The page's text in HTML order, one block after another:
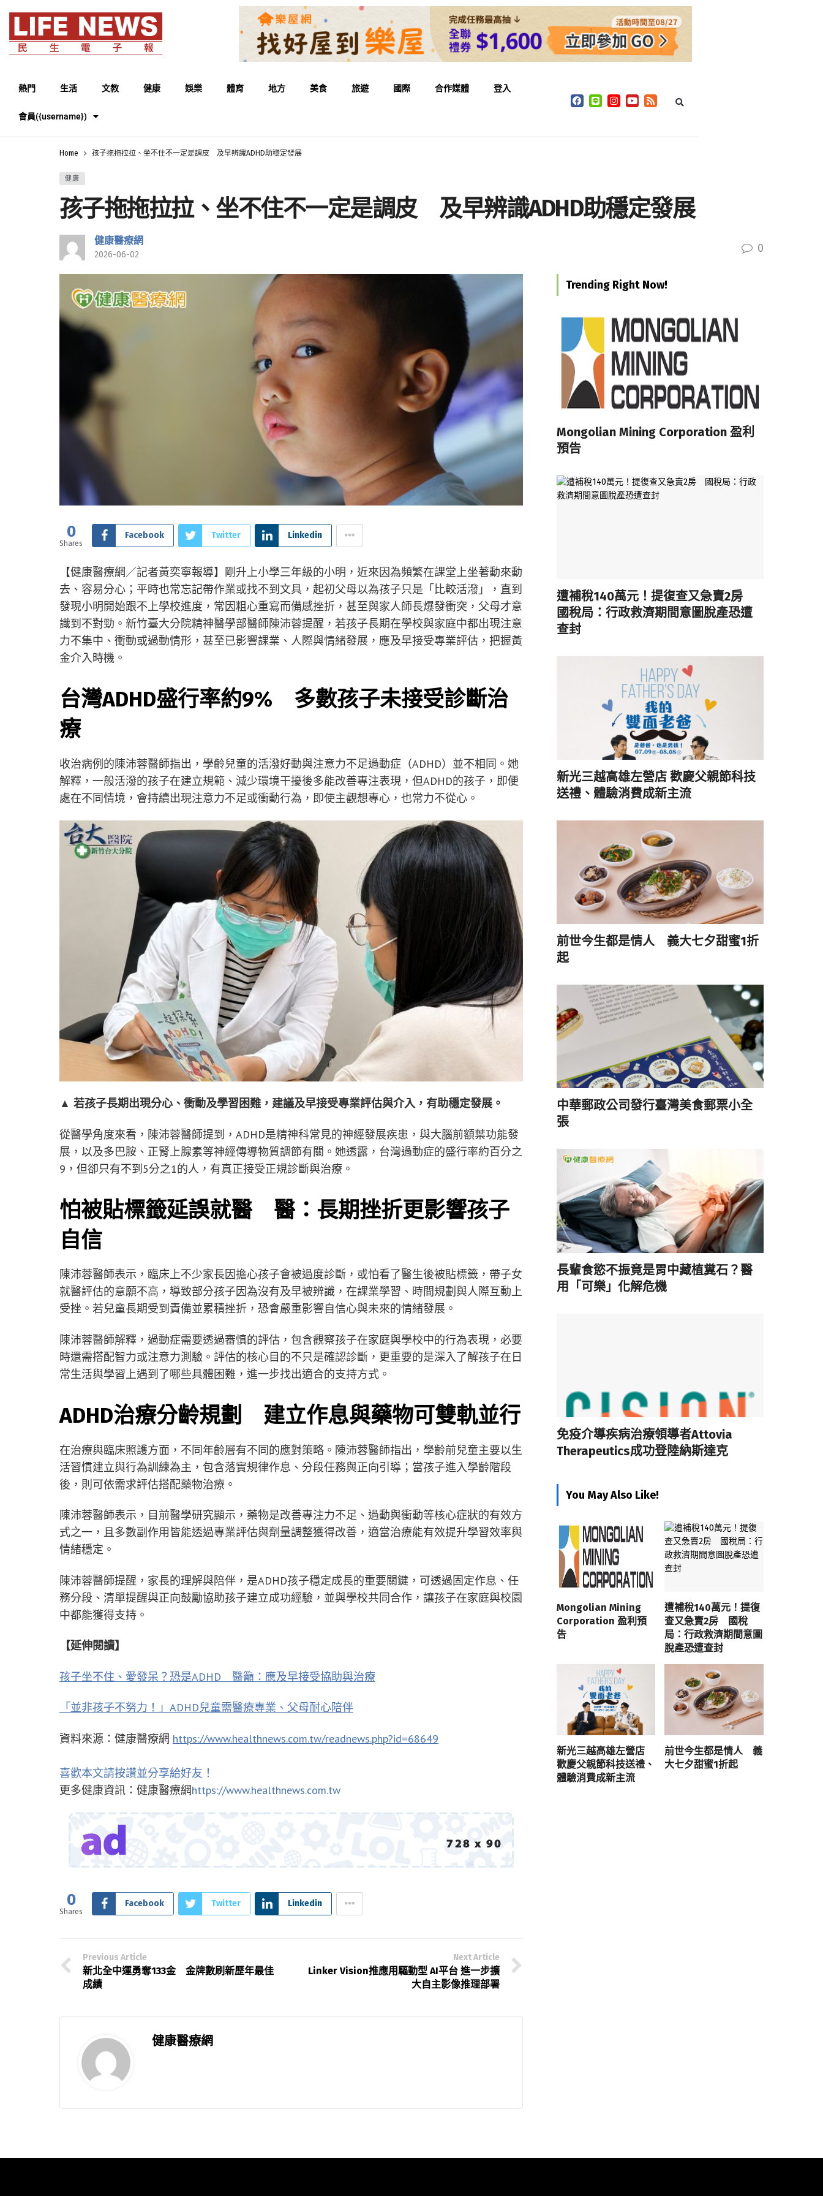
熱門 生活 文教 健康 娛樂 體育 地方 美食 旅遊 國際 合作媒體 登入
會員({username})
Home 孩子拖拖拉拉、坐不住不一定是調皮 及早辨識ADHD助穩定發展
健康
孩子拖拖拉拉、坐不住不一定是調皮 及早辨識ADHD助穩定發展
健康醫療網
2026-06-02 0
0
Shares
Facebook Twitter Linkedin
【健康醫療網／記者黃奕寧報導】剛升上小學三年級的小明，近來因為頻繁在課堂上坐著動來動
去、容易分心；平時也常忘記帶作業或找不到文具，起初父母以為孩子只是「比較活潑」，直到
發現小明開始跟不上學校進度，常因粗心重寫而備感挫折，甚至與家人師長爆發衝突，父母才意
識到不對勁。新竹臺大分院精神醫學部醫師陳沛蓉提醒，若孩子長期在學校與家庭中都出現注意
力不集中、衝動或過動情形，甚至已影響課業、人際與情緒發展，應及早接受專業評估，把握黃
金介入時機。
台灣ADHD盛行率約9% 多數孩子未接受診斷治
療
收治病例的陳沛蓉醫師指出，學齡兒童的活潑好動與注意力不足過動症（ADHD）並不相同。她
解釋，一般活潑的孩子在建立規範、減少環境干擾後多能改善專注表現，但ADHD的孩子，即便
處在不同情境，會持續出現注意力不足或衝動行為，即使主觀想專心，也常力不從心。
▲ 若孩子長期出現分心、衝動及學習困難，建議及早接受專業評估與介入，有助穩定發展。
從醫學角度來看，陳沛蓉醫師提到，ADHD是精神科常見的神經發展疾患，與大腦前額葉功能發
展，以及多巴胺、正腎上腺素等神經傳導物質調節有關。她透露，台灣過動症的盛行率約百分之
9，但卻只有不到5分之1的人，有真正接受正規診斷與治療。
怕被貼標籤延誤就醫 醫：長期挫折更影響孩子
自信
陳沛蓉醫師表示，臨床上不少家長因擔心孩子會被過度診斷，或怕看了醫生後被貼標籤，帶子女
就醫評估的意願不高，導致部分孩子因為沒有及早被辨識，在課業學習、時間規劃與人際互動上
受挫。若兒童長期受到責備並累積挫折，恐會嚴重影響自信心與未來的情緒發展。
陳沛蓉醫師解釋，過動症需要透過審慎的評估，包含觀察孩子在家庭與學校中的行為表現，必要
時還需搭配智力或注意力測驗。評估的核心目的不只是確認診斷，更重要的是深入了解孩子在日
常生活與學習上遇到了哪些具體困難，進一步找出適合的支持方式。
ADHD治療分齡規劃 建立作息與藥物可雙軌並行
在治療與臨床照護方面，不同年齡層有不同的應對策略。陳沛蓉醫師指出，學齡前兒童主要以生
活習慣建立與行為訓練為主，包含落實規律作息、分段任務與正向引導；當孩子進入學齡階段
後，則可依需求評估搭配藥物治療。
陳沛蓉醫師表示，目前醫學研究顯示，藥物是改善專注力不足、過動與衝動等核心症狀的有效方
式之一，且多數副作用皆能透過專業評估與劑量調整獲得改善，適當治療能有效提升學習效率與
情緒穩定。
陳沛蓉醫師提醒，家長的理解與陪伴，是ADHD孩子穩定成長的重要關鍵，可透過固定作息、任
務分段、清單提醒與正向鼓勵協助孩子建立成功經驗，並與學校共同合作，讓孩子在家庭與校園
中都能獲得支持。
【延伸閱讀】
孩子坐不住、愛發呆？恐是ADHD 醫籲：應及早接受協助與治療
「並非孩子不努力！」ADHD兒童需醫療專業、父母耐心陪伴
資料來源：健康醫療網 https://www.healthnews.com.tw/readnews.php?id=68649
喜歡本文請按讚並分享給好友！
更多健康資訊：健康醫療網https://www.healthnews.com.tw
0
Shares
Facebook Twitter Linkedin
Previous Article
新北全中運勇奪133金 金牌數刷新歷年最佳
成績
Next Article
Linker Vision推應用驅動型 AI平台 進一步擴
大自主影像推理部署
健康醫療網
Trending Right Now!
Mongolian Mining Corporation 盈利
預告
遭補稅140萬元！提復查又急賣2房
國稅局：行政救濟期間意圖脫產恐遭
查封
新光三越高雄左營店 歡慶父親節科技
送禮、體驗消費成新主流
前世今生都是情人 義大七夕甜蜜1折
起
中華郵政公司發行臺灣美食郵票小全
張
長輩食慾不振竟是胃中藏植糞石？醫
用「可樂」化解危機
免疫介導疾病治療領導者Attovia
Therapeutics成功登陸納斯達克
You May Also Like!
Mongolian Mining
Corporation 盈利預
告
遭補稅140萬元！提復
查又急賣2房 國稅
局：行政救濟期間意圖
脫產恐遭查封
新光三越高雄左營店
歡慶父親節科技送禮、
體驗消費成新主流
前世今生都是情人 義
大七夕甜蜜1折起